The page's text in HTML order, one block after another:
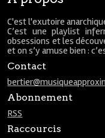
C'est l'exutoire
C’est une playlist
obsessions et les
et on s’y amuse bien :
Contact
Abonnement
RSS
Raccourcis